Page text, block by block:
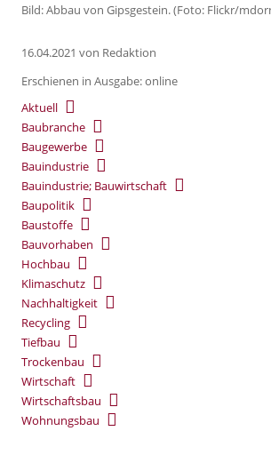
Bild: Abbau von Gipsgestein. (Foto: Flickr/
16.04.2021 von Redaktion
Erschienen in Ausgabe: online
Aktuell
Baubranche
Baugewerbe
Bauindustrie
Bauindustrie; Bauwirtschaft
Baupolitik
Baustoffe
Bauvorhaben
Hochbau
Klimaschutz
Nachhaltigkeit
Recycling
Tiefbau
Trockenbau
Wirtschaft
Wirtschaftsbau
Wohnungsbau